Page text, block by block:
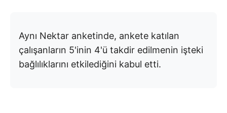
Aynı Nektar anketinde, ankete katılan
çalışanların 5'inin 4'ü takdir edilmenin işteki
bağlılıklarını etkilediğini kabul etti.